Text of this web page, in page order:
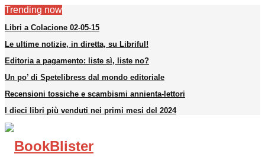
Trending now
Libri a Colacione 02-05-15
Le ultime notizie, in diretta, su Libriful!
Editoria a pagamento: liste sì, liste no?
Un po’ di Spetelibress dal mondo editoriale
Recensioni tossiche e scambismi annienta-lettori
I dieci libri più venduti nei primi mesi del 2024
Facebook
Instagram
Linkedin
Youtube
Telegram